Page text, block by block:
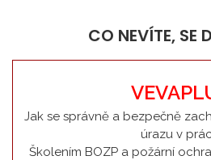
CO NEVÍTE, SE
Jak se správně a bezpečně
úrazu v
Školením BOZP a požární